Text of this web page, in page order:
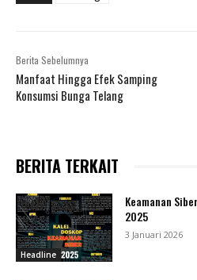
Berita Sebelumnya
Manfaat Hingga Efek Samping
Konsumsi Bunga Telang
BERITA TERKAIT
Headline
Keamanan
2025
3 Januari 2026